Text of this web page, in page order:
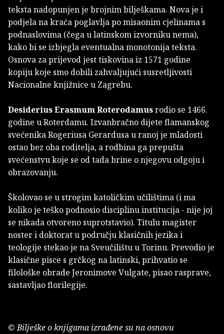
teksta nadopunjen je brojnim bilješkama. Nova je i
podjela na kraća poglavlja po misaonim cjelinama s
podnaslovima (čega u latinskom izvorniku nema),
kako bi se izbjegla eventualna monotonija teksta.
Osnova za prijevod jest tiskovina iz 1571 godine
kopiju koje smo dobili zahvaljujući susretljivosti
Nacionalne knjižnice u Zagrebu.
Desiderius Erasmum Roterodamusrodio se 1466.
godine u Roterdamu. Izvanbračno dijete flamanskog
svećenika Rogeriusa Gerardusa u ranoj je mladosti
ostao bez oba roditelja, a rodbina ga prepušta
svećenstvu koje se od tada brine o njegovu odgoju i
obrazovanju.
Školovao se u strogim katoličkim učilištima (i ma
koliko je teško podnosio disciplinu institucija - nije joj
se nikada otvoreno suprotstavio). Titulu magister
noster i doktorat u području klasičnih jezika i
teologije stekao je na Sveučilištu u Torinu. Prevodio je
klasične pisce s grčkog na latinski, prihvatio se
filološke obrade Jeronimove Vulgate, pisao rasprave,
sastavljao florilegije.
© Bilješke o knjigama izrađene su na osnovu